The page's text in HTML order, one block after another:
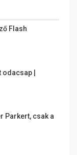
Flash
odacsap |
Parkert, csak a